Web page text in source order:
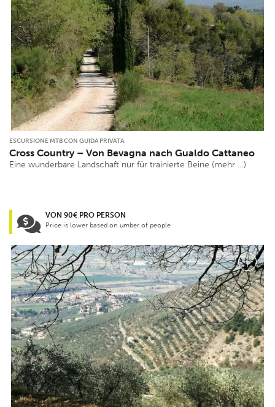
ESCURSIONE MTB CON GUIDA PRIVATA
Cross Country – Von Bevagna nach Gualdo Cattaneo
Eine wunderbare Landschaft nur für trainierte Beine (mehr …)
VON 90€ PRO PERSON
Price is lower based on umber of people